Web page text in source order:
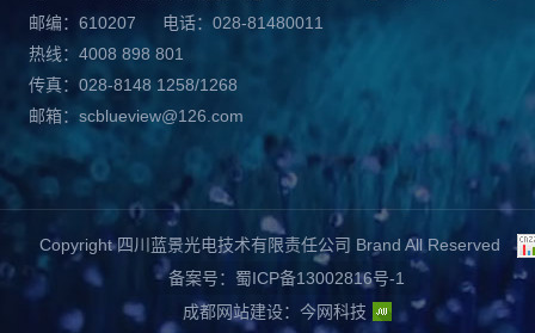
邮编：610207
电话：028-81480011
热线：4008 898 801
传真：028-8148 1258/1268
邮箱：scblueview@126.com
Copyright 四川蓝景光电技术有限责任公司 Brand All Reserved
备案号：蜀ICP备13002816号-1
成都网站建设： 今网科技